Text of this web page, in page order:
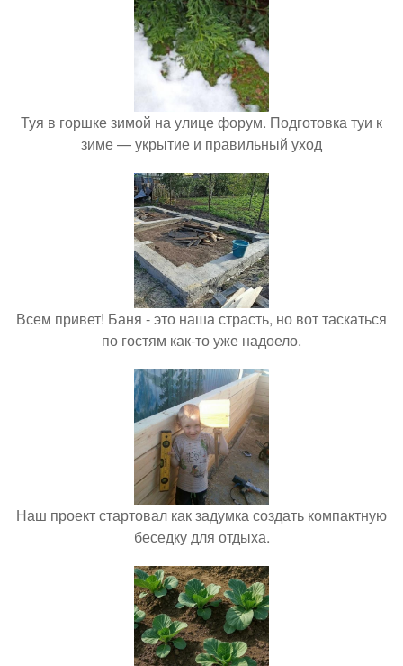
Туя в горшке зимой на улице форум. Подготовка туи к
зиме — укрытие и правильный уход
Всем привет! Баня - это наша страсть, но вот таскаться
по гостям как-то уже надоело.
Наш проект стартовал как задумка создать компактную
беседку для отдыха.